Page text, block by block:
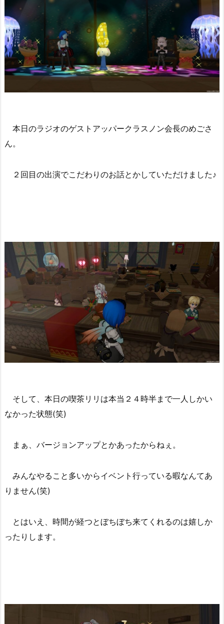
本日のラジオのゲストアッパークラスノン会長のめごさ
ん。
２回目の出演でこだわりのお話とかしていただけました♪
そして、本日の喫茶リリは本当２４時半まで一人しかい
なかった状態(笑)
まぁ、バージョンアップとかあったからねぇ。
みんなやること多いからイベント行っている暇なんてあ
りません(笑)
とはいえ、時間が経つとぼちぼち来てくれるのは嬉しか
ったりします。